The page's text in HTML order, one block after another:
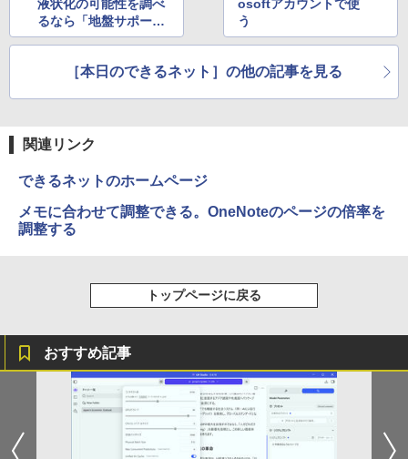
液状化の可能性を調べ
るなら「地盤サポート
マップ」が便利【地震
osoftアカウントで使
う
［本日のできるネット］の他の記事を見る
関連リンク
できるネットのホームページ
メモに合わせて調整できる。OneNoteのページの倍率を
調整する
トップページに戻る
おすすめ記事